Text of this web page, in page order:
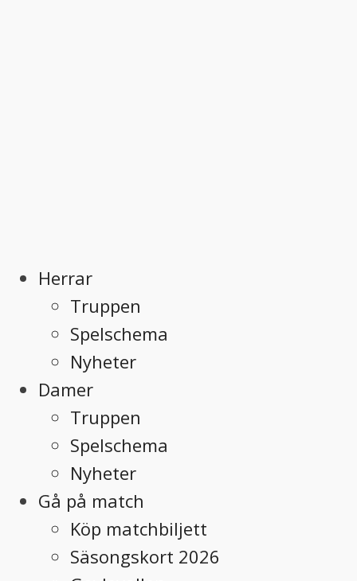
Herrar
Truppen
Spelschema
Nyheter
Damer
Truppen
Spelschema
Nyheter
Gå på match
Köp matchbiljett
Säsongskort 2026